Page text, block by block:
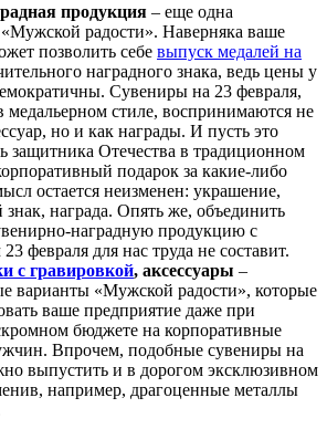
продукция – еще одна
«Мужской радости». Наверняка ваше
позволить себе выпуск медалей на
наградного знака, ведь цены у
Сувениры на 23 февраля,
стиле, воспринимаются не
но и как награды. И пусть это
защитника Отечества в традиционном
подарок за какие-либо
остается неизменен: украшение,
награда. Опять же, объединить
наградную продукцию с
февраля для нас труда не составит.
с гравировкой, аксессуары –
варианты «Мужской радости», которые
ваше предприятие даже при
бюджете на корпоративные
Впрочем, подобные сувениры на
выпустить и в дорогом эксклюзивном
например, драгоценные металлы